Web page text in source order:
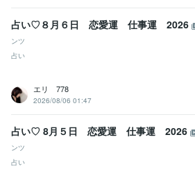
占い♡８月６日 恋愛運 仕事運 2026
ンツ
占い
エリ 778
2026/08/06 01:47
占い♡ 8月５日 恋愛運 仕事運 2026
ンツ
占い